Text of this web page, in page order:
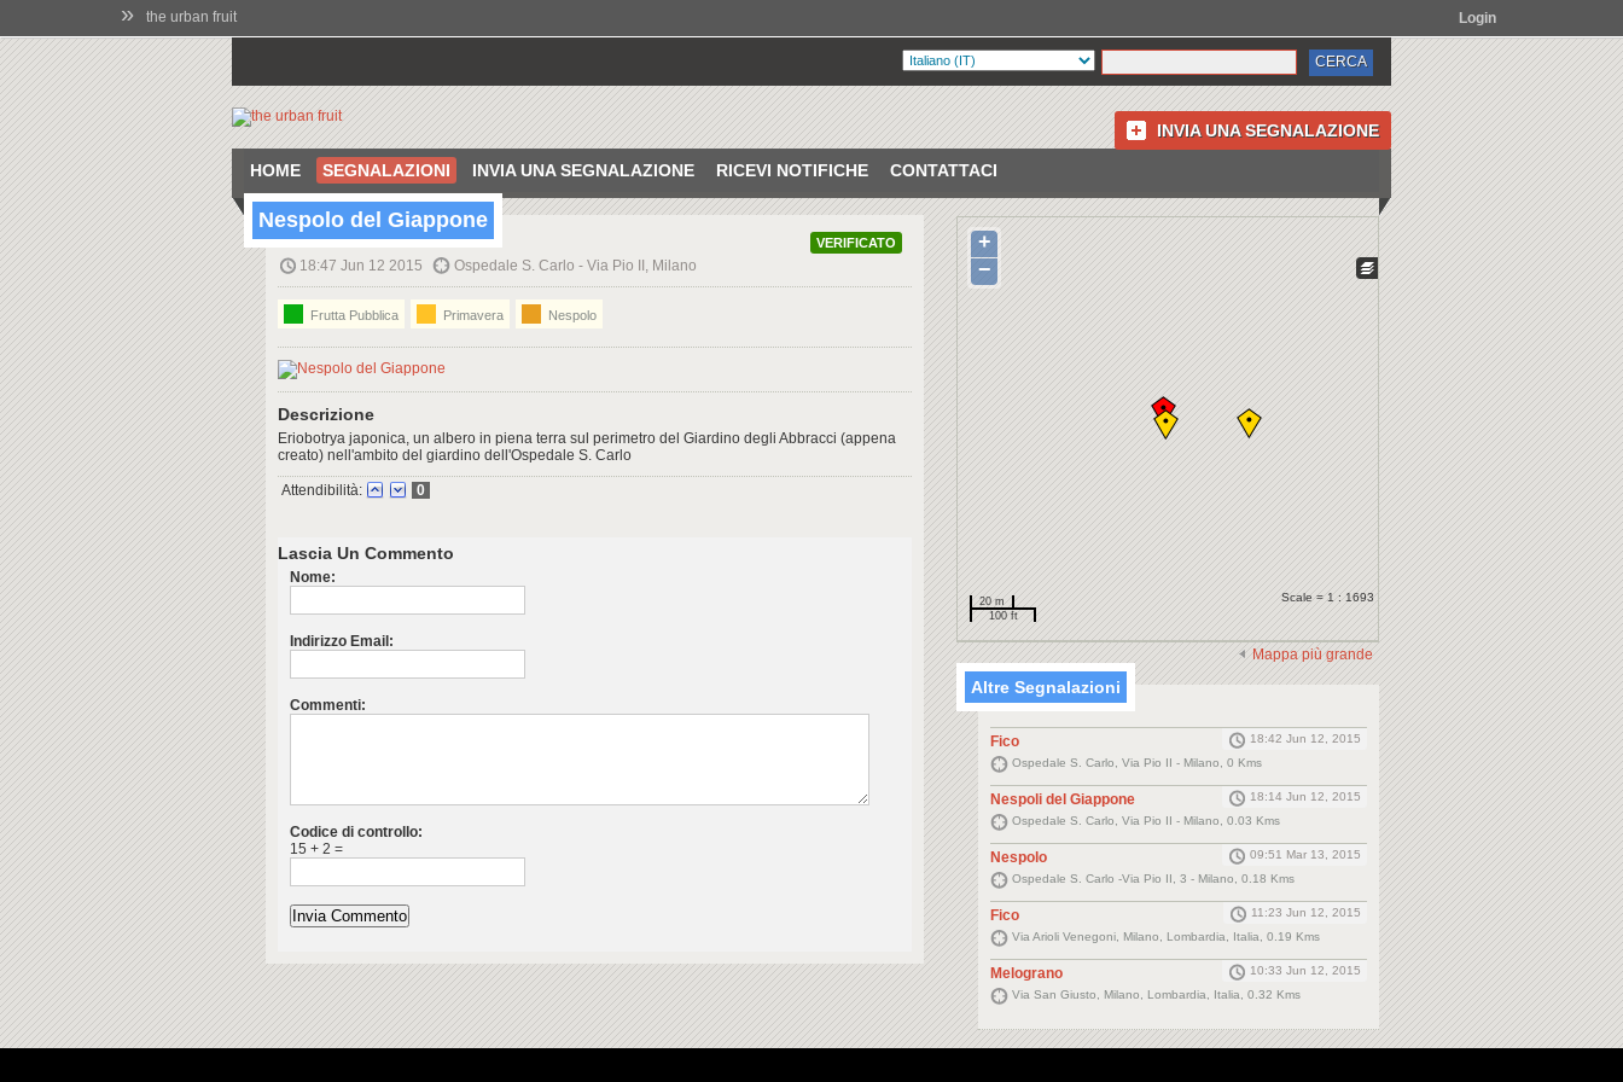
» the urban fruit Login
INVIA UNA SEGNALAZIONE
HOME SEGNALAZIONI INVIA UNA SEGNALAZIONE RICEVI NOTIFICHE CONTATTACI
VERIFICATO
Nespolo del Giappone
18:47 Jun 12 2015 Ospedale S. Carlo - Via Pio II, Milano
Frutta Pubblica Primavera Nespolo
Descrizione
Eriobotrya japonica, un albero in piena terra sul perimetro del Giardino degli Abbracci (appena
creato) nell'ambito del giardino dell'Ospedale S. Carlo
Attendibilità: 0
Lascia Un Commento
Nome:
Indirizzo Email:
Commenti:
Codice di controllo:
15 + 2 =
+
−
20 m
100 ft
Scale = 1 : 1693
Mappa più grande
Altre Segnalazioni
Fico
18:42 Jun 12, 2015
Ospedale S. Carlo, Via Pio II - Milano, 0 Kms
Nespoli del Giappone
18:14 Jun 12, 2015
Ospedale S. Carlo, Via Pio II - Milano, 0.03 Kms
Nespolo
09:51 Mar 13, 2015
Ospedale S. Carlo -Via Pio II, 3 - Milano, 0.18 Kms
Fico
11:23 Jun 12, 2015
Via Arioli Venegoni, Milano, Lombardia, Italia, 0.19 Kms
Melograno
10:33 Jun 12, 2015
Via San Giusto, Milano, Lombardia, Italia, 0.32 Kms